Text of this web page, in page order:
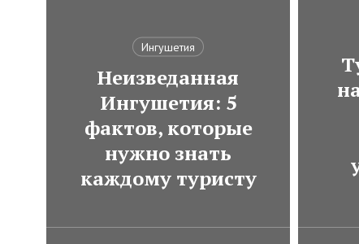
Ингушетия
Неизведанная
Ингушетия: 5
фактов, которые
нужно знать
каждому туристу